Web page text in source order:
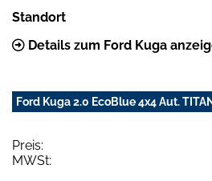
Standort
Details zum Ford Kuga
Ford Kuga 2.0 EcoBlue 4x4 Aut.
Preis:
MWSt: